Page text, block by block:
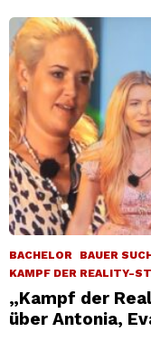
BACHELOR BAUER
KAMPF DER REALITY-
„Kampf der
über Antonia,